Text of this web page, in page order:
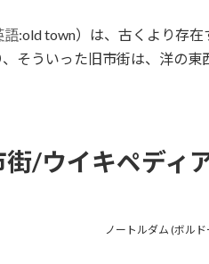
語:old town）は、古くより存
そういった旧市街は、洋の
/ウイキペディ
ノートルダム (ボルド